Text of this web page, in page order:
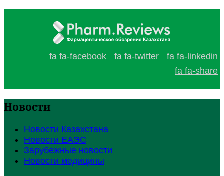
fa fa-facebook fa fa-twitter
fa fa-linkedin
fa fa-share
Новости
Новости Казахстана
Новости ЕАЭС
Зарубежные новости
Новости медицины